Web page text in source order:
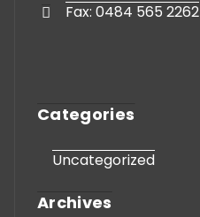
Fax: 0484 565 2262
Categories
Uncategorized
Archives